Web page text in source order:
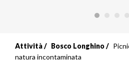
Attività Bosco Longhino
natura incontaminata